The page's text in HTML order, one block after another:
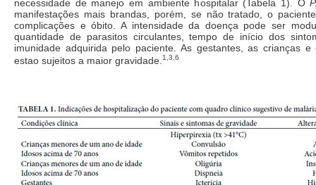
necessidade de manejo em ambiente hospitalar (Tabela 1). O
manifestações mais brandas, porém, se não tratado, o
complicações e óbito. A intensidade da doença pode ser
quantidade de parasitos circulantes, tempo de início dos
imunidade adquirida pelo paciente. As gestantes, as crianças e
estao sujeitos a maior gravidade. 1,3,6